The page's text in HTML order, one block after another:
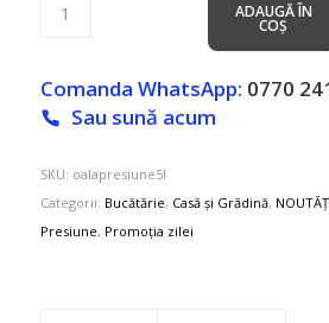
ADAUGĂ ÎN
COȘ
Comanda WhatsApp: 0770
Sau sună acum
SKU: oalapresiune5l
Categorii: Bucătărie, Casă și Grădină,
Presiune, Promoția zilei